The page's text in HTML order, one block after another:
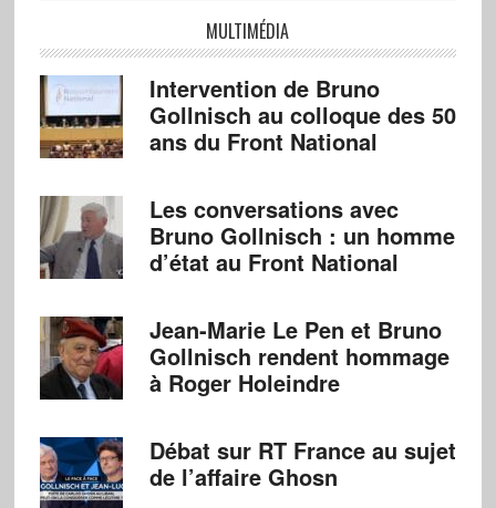
MULTIMÉDIA
Intervention de Bruno
Gollnisch au colloque des 50
ans du Front National
Les conversations avec
Bruno Gollnisch : un homme
d’état au Front National
Jean-Marie Le Pen et Bruno
Gollnisch rendent hommage
à Roger Holeindre
Débat sur RT France au sujet
de l’affaire Ghosn